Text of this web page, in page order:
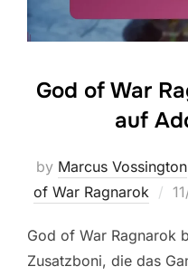
God of War
auf
by Marcus Vossington
of War Ragnarok
God of War Ragnarok
Zusatzboni, die das